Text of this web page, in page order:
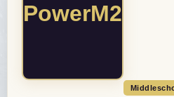
PowerM2